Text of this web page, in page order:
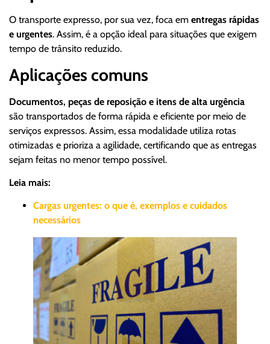
O transporte expresso, por sua vez, foca em entregas rápidas
e urgentes. Assim, é a opção ideal para situações que exigem
tempo de trânsito reduzido.
Aplicações comuns
Documentos, peças de reposição e itens de alta urgência
são transportados de forma rápida e eficiente por meio de
serviços expressos. Assim, essa modalidade utiliza rotas
otimizadas e prioriza a agilidade, certificando que as entregas
sejam feitas no menor tempo possível.
Leia mais:
Cargas urgentes: o que é, exemplos e cuidados
necessários